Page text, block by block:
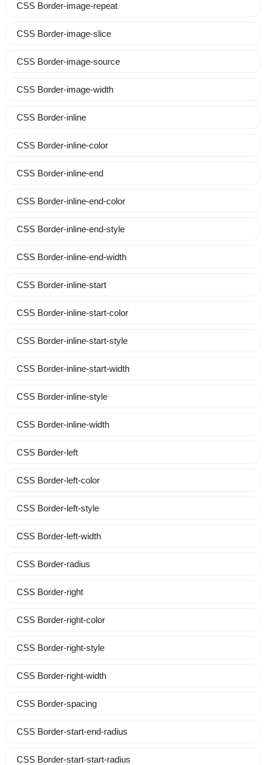
CSS Border-image-repeat
CSS Border-image-slice
CSS Border-image-source
CSS Border-image-width
CSS Border-inline
CSS Border-inline-color
CSS Border-inline-end
CSS Border-inline-end-color
CSS Border-inline-end-style
CSS Border-inline-end-width
CSS Border-inline-start
CSS Border-inline-start-color
CSS Border-inline-start-style
CSS Border-inline-start-width
CSS Border-inline-style
CSS Border-inline-width
CSS Border-left
CSS Border-left-color
CSS Border-left-style
CSS Border-left-width
CSS Border-radius
CSS Border-right
CSS Border-right-color
CSS Border-right-style
CSS Border-right-width
CSS Border-spacing
CSS Border-start-end-radius
CSS Border-start-start-radius